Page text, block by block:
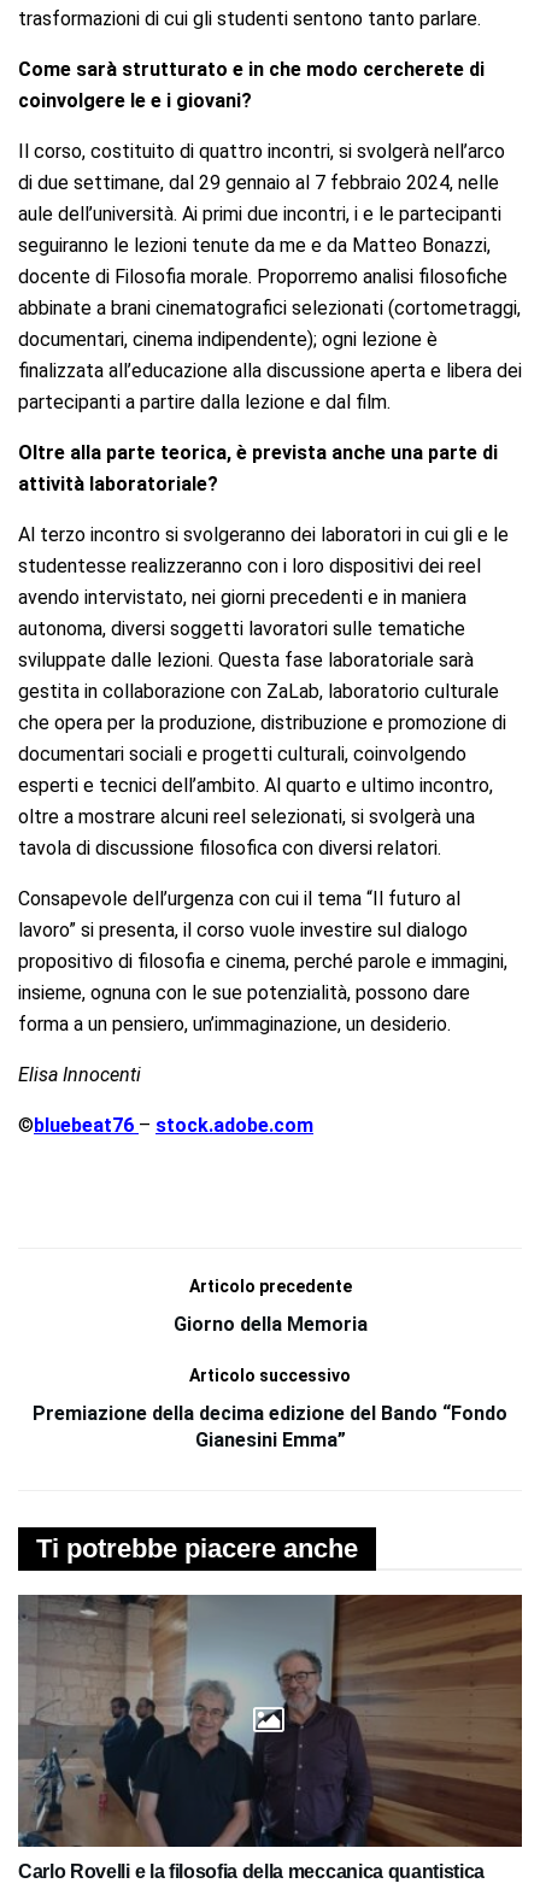
trasformazioni di cui gli studenti sentono tanto parlare.
Come sarà strutturato e in che modo cercherete di
coinvolgere le e i giovani?
Il corso, costituito di quattro incontri, si svolgerà nell’arco
di due settimane, dal 29 gennaio al 7 febbraio 2024, nelle
aule dell’università. Ai primi due incontri, i e le partecipanti
seguiranno le lezioni tenute da me e da Matteo Bonazzi,
docente di Filosofia morale. Proporremo analisi filosofiche
abbinate a brani cinematografici selezionati (cortometraggi,
documentari, cinema indipendente); ogni lezione è
finalizzata all’educazione alla discussione aperta e libera dei
partecipanti a partire dalla lezione e dal film.
Oltre alla parte teorica, è prevista anche una parte di
attività laboratoriale?
Al terzo incontro si svolgeranno dei laboratori in cui gli e le
studentesse realizzeranno con i loro dispositivi dei reel
avendo intervistato, nei giorni precedenti e in maniera
autonoma, diversi soggetti lavoratori sulle tematiche
sviluppate dalle lezioni. Questa fase laboratoriale sarà
gestita in collaborazione con ZaLab, laboratorio culturale
che opera per la produzione, distribuzione e promozione di
documentari sociali e progetti culturali, coinvolgendo
esperti e tecnici dell’ambito. Al quarto e ultimo incontro,
oltre a mostrare alcuni reel selezionati, si svolgerà una
tavola di discussione filosofica con diversi relatori.
Consapevole dell’urgenza con cui il tema “Il futuro al
lavoro” si presenta, il corso vuole investire sul dialogo
propositivo di filosofia e cinema, perché parole e immagini,
insieme, ognuna con le sue potenzialità, possono dare
forma a un pensiero, un’immaginazione, un desiderio.
Elisa Innocenti
©bluebeat76 – stock.adobe.com
Articolo precedente
Giorno della Memoria
Articolo successivo
Premiazione della decima edizione del Bando “Fondo
Gianesini Emma”
Ti potrebbe piacere anche
Carlo Rovelli e la filosofia della meccanica quantistica